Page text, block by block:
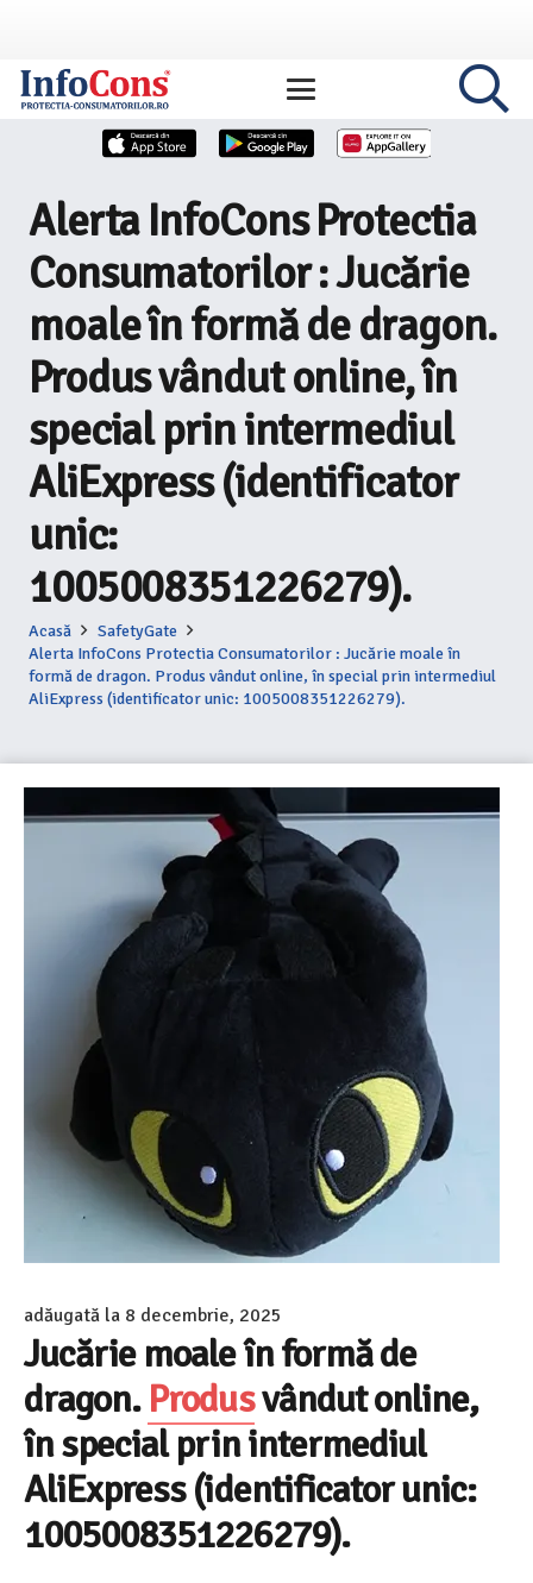
Alerta InfoCons Protectia
Consumatorilor : Jucărie
moale în formă de dragon.
Produs vândut online, în
special prin intermediul
AliExpress (identificator
unic:
1005008351226279).
Acasă
SafetyGate
Alerta InfoCons Protectia Consumatorilor : Jucărie moale în
formă de dragon. Produs vândut online, în special prin intermediul
AliExpress (identificator unic: 1005008351226279).
adăugată la 8 decembrie, 2025
Jucărie moale în formă de
dragon. Produsvândut online,
în special prin intermediul
AliExpress (identificator unic:
1005008351226279).